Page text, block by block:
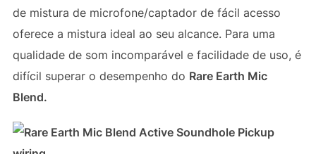
de mistura de microfone/captador de fácil acesso
oferece a mistura ideal ao seu alcance. Para uma
qualidade de som incomparável e facilidade de uso, é
difícil superar o desempenho do Rare Earth Mic
Blend.